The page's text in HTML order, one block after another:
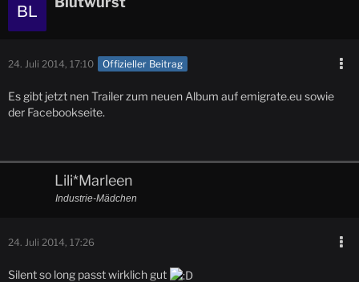
24. Juli 2014, 17:10 Offizieller Beitrag
Es gibt jetzt nen Trailer zum neuen Album auf emigrate.eu sowie
der Facebookseite.
Lili*Marleen
Industrie-Mädchen
24. Juli 2014, 17:26
Silent so long passt wirklich gut